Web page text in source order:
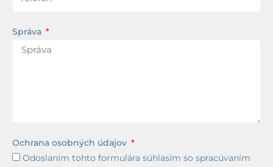
Správa
Ochrana osobných údajov
Odoslaním tohto formulára súhlasím so spracúvaním